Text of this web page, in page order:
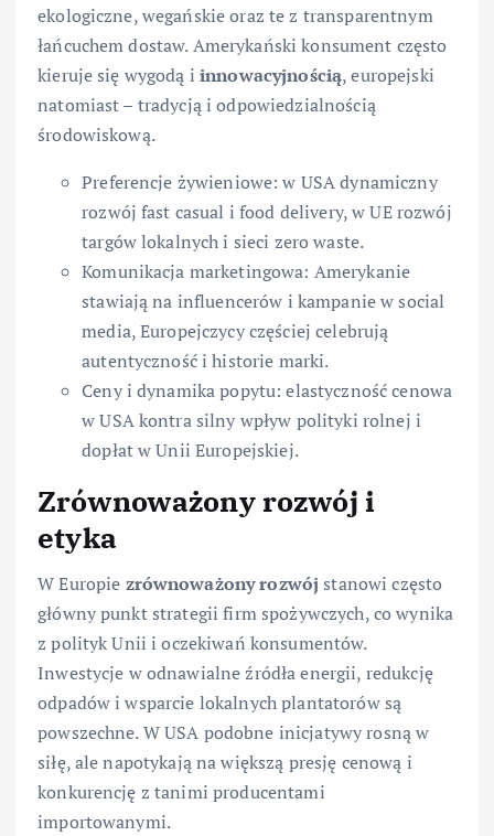
ekologiczne, wegańskie oraz te z transparentnym
łańcuchem dostaw. Amerykański konsument często
kieruje się wygodą iinnowacyjnością, europejski
natomiast – tradycją i odpowiedzialnością
środowiskową.
Preferencje żywieniowe: w USA dynamiczny
rozwój fast casual i food delivery, w UE rozwój
targów lokalnych i sieci zero waste.
Komunikacja marketingowa: Amerykanie
stawiają na influencerów i kampanie w social
media, Europejczycy częściej celebrują
autentyczność i historie marki.
Ceny i dynamika popytu: elastyczność cenowa
w USA kontra silny wpływ polityki rolnej i
dopłat w Unii Europejskiej.
Zrównoważony rozwój i
etyka
W Europie zrównoważony rozwój stanowi często
główny punkt strategii firm spożywczych, co wynika
z polityk Unii i oczekiwań konsumentów.
Inwestycje w odnawialne źródła energii, redukcję
odpadów i wsparcie lokalnych plantatorów są
powszechne. W USA podobne inicjatywy rosną w
siłę, ale napotykają na większą presję cenową i
konkurencję z tanimi producentami
importowanymi.